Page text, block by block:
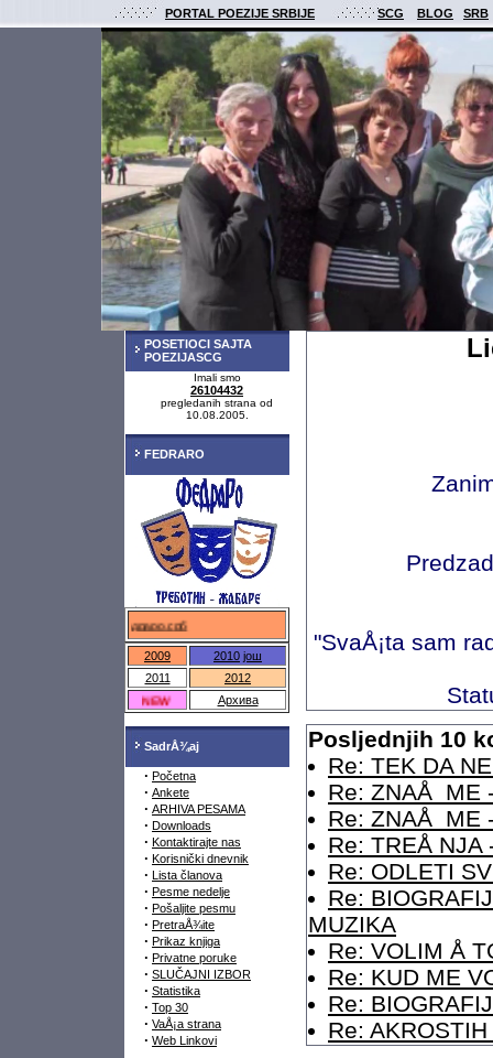
PORTAL POEZIJE SRBIJE SCG BLOG SRB
POSETIOCI SAJTA
POEZIJASCG
Imali smo
26104432
pregledanih strana od
10.08.2005.
FEDRARO
федраро.срб
2009 2010 још
2011
2012
NEW
Архива
SadrÅ¾aj
· Početna
· Ankete
· ARHIVA PESAMA
· Downloads
· Kontaktirajte nas
· Korisnički dnevnik
· Lista članova
· Pesme nedelje
· Pošaljite pesmu
· PretraÅ¾ite
· Prikaz knjiga
· Privatne poruke
· SLUČAJNI IZBOR
· Statistika
· Top 30
· VaÅ¡a strana
· Web Linkovi
"SvaÅ¡ta sam
Posljednjih 10
Re: TEK DA
Re: ZNAÅ ME
Re: ZNAÅ ME
Re: TREÅ NJA
Re: ODLETI
Re:
MUZIKA
Re: VOLIM Å
Re: KUD ME
Re:
Re: